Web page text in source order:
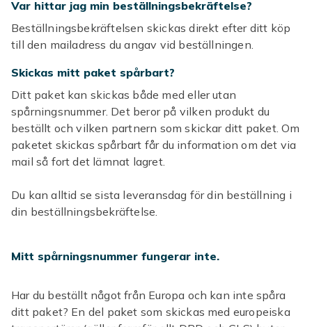
Var hittar jag min beställningsbekräftelse?​
Beställningsbekräftelsen skickas direkt efter ditt köp
till den mailadress du angav vid beställningen. ​
Skickas mitt paket spårbart?
Ditt paket kan skickas både med eller utan
spårningsnummer. Det beror på vilken produkt du
beställt och vilken partnern som skickar ditt paket. Om
paketet skickas spårbart får du information om det via
mail så fort det lämnat lagret.
Du kan alltid se sista leveransdag för din beställning i
din beställningsbekräftelse.
Mitt spårningsnummer fungerar inte.
Har du beställt något från Europa och kan inte spåra
ditt paket? En del paket som skickas med europeiska